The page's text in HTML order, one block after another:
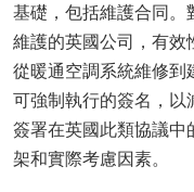
基礎，包括維護合同。
維護的英國公司，有
從暖通空調系統維修
可強制執行的簽名，以
簽署在英國此類協議中
架和實際考慮因素。